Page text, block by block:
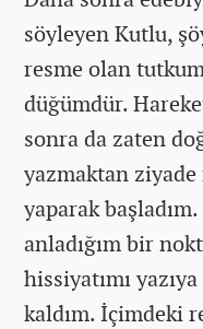
söyleyen Kutlu,
resme olan
düğümdür.
sonra da zaten
yazmaktan
yaparak
anladığım bir
hissiyatımı
kaldım. İçimdeki